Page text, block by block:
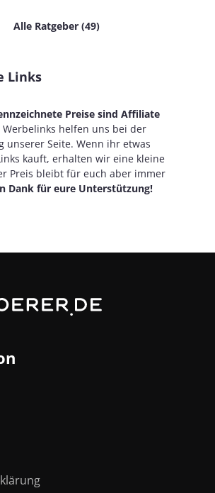
Alle Ratgeber (49)
Links
Preise sind Affiliate
Werbelinks helfen uns bei der
unserer Seite. Wenn ihr etwas
kauft, erhalten wir eine kleine
Preis bleibt für euch aber immer
Dank für eure Unterstützung!